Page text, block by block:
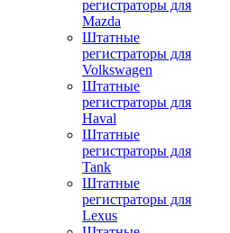
регистраторы для
Mazda
Штатные
регистраторы для
Volkswagen
Штатные
регистраторы для
Haval
Штатные
регистраторы для
Tank
Штатные
регистраторы для
Lexus